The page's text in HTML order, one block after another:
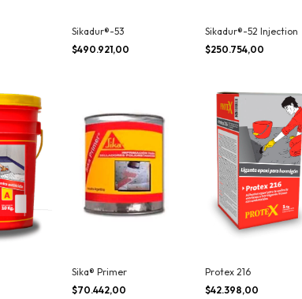
Sikadur®-53
$490.921,00
Sikadur®-52 Injection
$250.754,00
Sika® Primer
$70.442,00
Protex 216
$42.398,00